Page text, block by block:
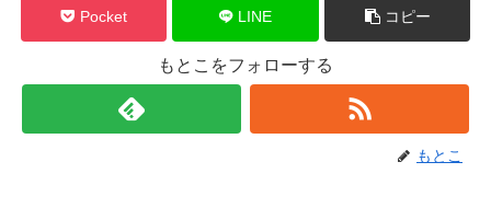
Pocket LINE コピー
もとこをフォローする
もとこ